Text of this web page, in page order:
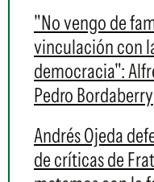
"No vengo de
vinculación con
democracia":
Pedro Bordaberry
Andrés Ojeda
de críticas de